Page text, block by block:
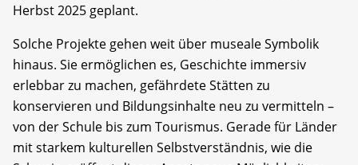
Herbst 2025 geplant.
Solche Projekte gehen weit über museale Symbolik
hinaus. Sie ermöglichen es, Geschichte immersiv
erlebbar zu machen, gefährdete Stätten zu
konservieren und Bildungsinhalte neu zu vermitteln –
von der Schule bis zum Tourismus. Gerade für Länder
mit starkem kulturellen Selbstverständnis, wie die